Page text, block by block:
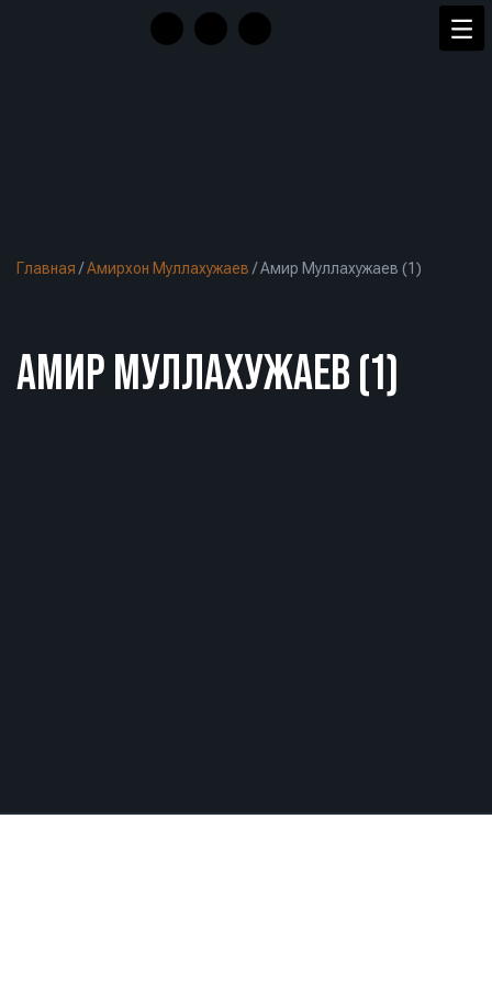
Главная /Амирхон Муллахужаев /Амир Муллахужаев (1)
АМИР МУЛЛАХУЖАЕВ (1)